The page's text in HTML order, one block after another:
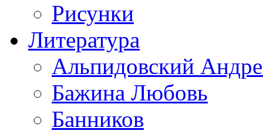
Рисунки
Литература
Альпидовский
Бажина Любовь
Банников